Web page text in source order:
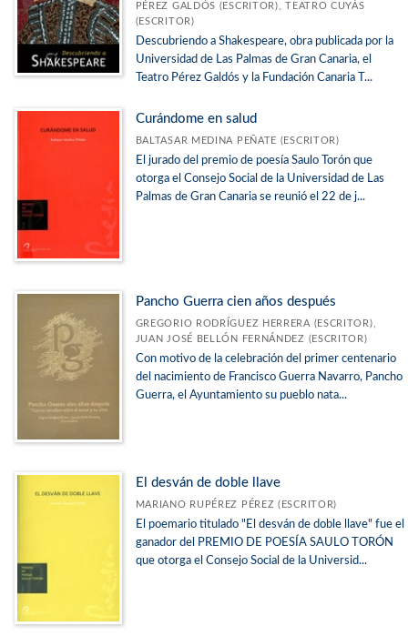
PÉREZ GALDÓS (ESCRITOR), TEATRO CUYÁS
(ESCRITOR)
Descubriendo a Shakespeare, obra publicada por la
Universidad de Las Palmas de Gran Canaria, el
Teatro Pérez Galdós y la Fundación Canaria T...
Curándome en salud
BALTASAR MEDINA PEÑATE (ESCRITOR)
El jurado del premio de poesía Saulo Torón que
otorga el Consejo Social de la Universidad de Las
Palmas de Gran Canaria se reunió el 22 de j...
Pancho Guerra cien años después
GREGORIO RODRÍGUEZ HERRERA (ESCRITOR),
JUAN JOSÉ BELLÓN FERNÁNDEZ (ESCRITOR)
Con motivo de la celebración del primer centenario
del nacimiento de Francisco Guerra Navarro, Pancho
Guerra, el Ayuntamiento su pueblo nata...
El desván de doble llave
MARIANO RUPÉREZ PÉREZ (ESCRITOR)
El poemario titulado "El desván de doble llave" fue el
ganador del PREMIO DE POESÍA SAULO TORÓN
que otorga el Consejo Social de la Universid...